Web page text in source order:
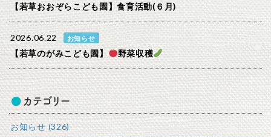
【若草おおぞらこども園】食育活動(６月)
2026.06.22 お知らせ
【若草のがみこども園】 野菜収穫
カテゴリー
お知らせ (326)